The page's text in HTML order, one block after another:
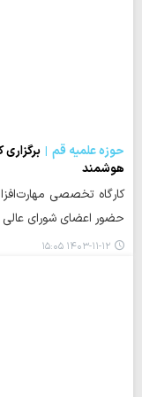
حوزه علمیه قم
هوشمند
کارگاه تخصصی
حضور اعضای شورای عالی
۱۴۰۳-۱۱-۱۲ ۱۵:۰۵